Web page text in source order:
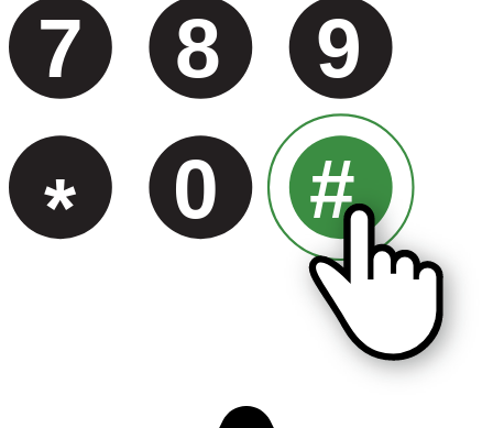
7 8
9
*
0 #